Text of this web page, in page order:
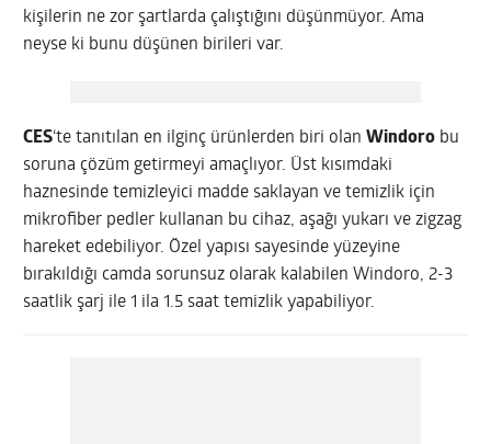
kişilerin ne zor şartlarda çalıştığını düşünmüyor. Ama
neyse ki bunu düşünen birileri var.
CES‘te tanıtılan en ilginç ürünlerden biri olanWindoro bu
soruna çözüm getirmeyi amaçlıyor. Üst kısımdaki
haznesinde temizleyici madde saklayan ve temizlik için
mikrofiber pedler kullanan bu cihaz, aşağı yukarı ve zigzag
hareket edebiliyor. Özel yapısı sayesinde yüzeyine
bırakıldığı camda sorunsuz olarak kalabilen Windoro, 2-3
saatlik şarj ile 1 ila 1.5 saat temizlik yapabiliyor.